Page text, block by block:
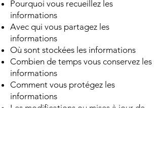
Pourquoi vous recueillez les
informations
Avec qui vous partagez les
informations
Où sont stockées les informations
Combien de temps vous conservez les
informations
Comment vous protégez les
informations
Les modifications ou mises à jour de